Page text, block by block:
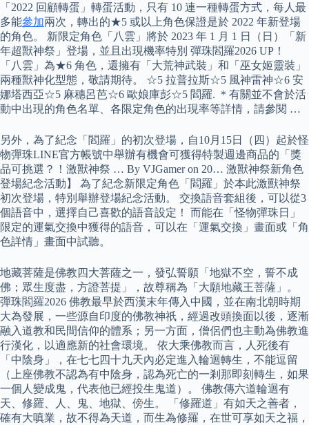
「2022 回顧轉蛋」轉蛋活動，只有 10 連一種轉蛋方式，每人最
多能參加兩次，轉出的★5 或以上角色保證是於 2022 年新登場
的角色。 新限定角色「八雲」將於 2023 年 1 月 1 日（日）「新
年超獸神祭」登場，並且出現機率特別 彈珠閻羅2026 UP！
「八雲」為★6 角色，還擁有「大荒神武裝」和「巫女姬靈裝」
兩種獸神化型態，敬請期待。 ☆5 拉普拉斯☆5 風神雷神☆6 安
娜塔西亞☆5 麻穗呂芭☆6 歐娘庫彭☆5 閻羅. ＊有關並不會於活
動中出現的角色名單、各限定角色的出現率等詳情，請參閱 …
另外，為了紀念「閻羅」的初次登場，自10月15日（四）起於怪
物彈珠LINE官方帳號中舉辦有機會可獲得特製週邊商品的「獎
品可挑選？！激獸神祭 … By VJGamer on 20… 激獸神祭新角色
登場紀念活動】 為了紀念新限定角色「閻羅」於本此激獸神祭
初次登場，特別舉辦登場紀念活動。 交換語音套組後，可以從3
個語音中，選擇自己喜歡的語音設定！ 而能在「怪物彈珠日」
限定的運氣交換中獲得的語音，可以在「運氣交換」畫面或「角
色詳情」畫面中試聽。
地藏菩薩是佛教四大菩薩之一，發弘誓願「地獄不空，誓不成
佛；眾生度盡，方證菩提」，故尊稱為「大願地藏王菩薩」。
彈珠閻羅2026 佛教最早於西漢末年傳入中國，並在南北朝時期
大為發展，一些源自印度的佛教神祇，經過改頭換面以後，逐漸
融入道教和民間信仰的體系；另一方面，僧侶們也主動為佛教進
行漢化，以適應新的社會環境。 依大乘佛教而言，人死後有
「中陰身」，在七七四十九天內必定進入輪迴轉生，不能逗留
（上座佛教不認為有中陰身，認為死亡的一剎那即刻轉生，如果
一個人變成鬼，代表他已經投生鬼道）。 佛教傳六道輪迴有
天、修羅、人、鬼、地獄、傍生。 「修羅道」有如天之善者，
確有大嗔業，故不得為天道，而生為修羅，在世可享如天之福，